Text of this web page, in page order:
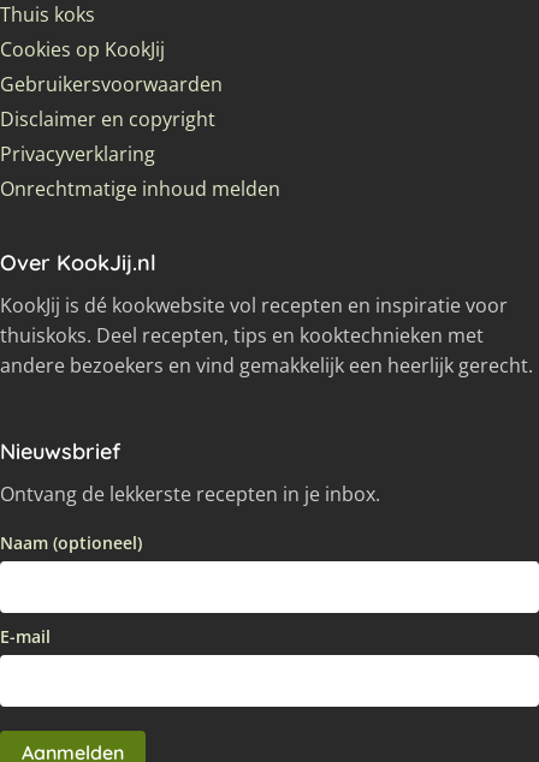
Thuis koks
Cookies op KookJij
Gebruikersvoorwaarden
Disclaimer en copyright
Privacyverklaring
Onrechtmatige inhoud melden
Over KookJij.nl
KookJij is dé kookwebsite vol recepten en inspiratie voor
thuiskoks. Deel recepten, tips en kooktechnieken met
andere bezoekers en vind gemakkelijk een heerlijk gerecht.
Nieuwsbrief
Ontvang de lekkerste recepten in je inbox.
Naam (optioneel)
E-mail
Aanmelden